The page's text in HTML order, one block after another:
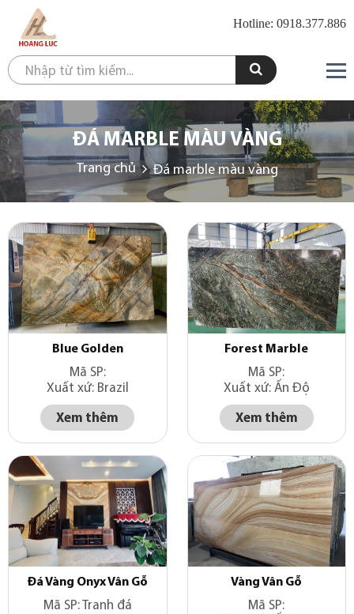
Hotline: 0918.377.886
ĐÁ MARBLE MÀU VÀNG
Trang chủ Đá marble màu vàng
Blue Golden
Mã SP:
Xuất xứ: Brazil
Xem thêm
Forest Marble
Mã SP:
Xuất xứ: Ấn Độ
Xem thêm
Đá Vàng Onyx Vân Gỗ
Mã SP: Tranh đá
Vàng Vân Gỗ
Mã SP: